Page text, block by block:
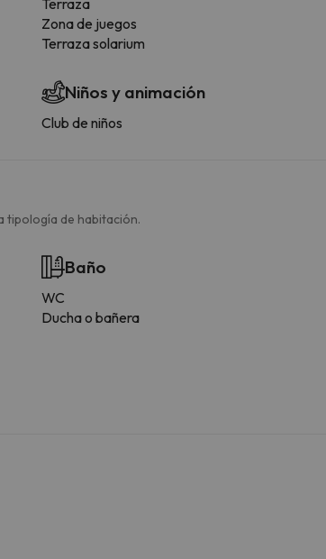
Zona de juegos
Terraza solarium
Niños y animación
Club de niños
tipología de habitación.
Baño
WC
Ducha o bañera